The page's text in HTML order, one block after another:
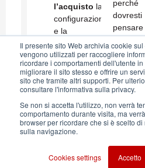
Il presente sito Web archivia cookie
vengono utilizzati per raccogliere
ricordare i comportamenti dell'utente
migliorare il sito stesso e offrire un
sito che tramite altri supporti. Per
consultare l'informativa sulla privacy.
Se non si accetta l'utilizzo, non verrà
comportamento durante visita, ma
browser per ricordare che si è scelto
sulla navigazione.
Cookies settings Accetto
l’acquisto la
configurazione
e la
gestione
nel
tempo di
questo
strumento.
perché
dovresti
pensare
questo
Parliamo
del SAP
GRC
Access
Aglea s.r.l. - Soggetta alla direzione e